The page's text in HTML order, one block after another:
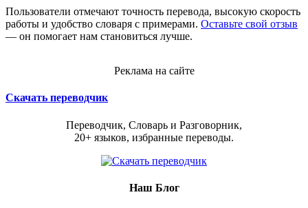
Пользователи отмечают точность перевода, высокую скорость
работы и удобство словаря с примерами. Оставьте свой отзыв
— он помогает нам становиться лучше.
Реклама на сайте
Скачать переводчик
Переводчик, Словарь и Разговорник,
20+ языков, избранные переводы.
Наш Блог